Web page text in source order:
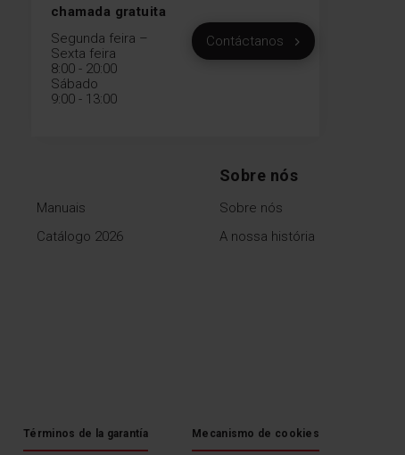
chamada gratuita
Segunda feira –
Sexta feira
8:00 - 20:00
Sábado
9:00 - 13:00
Contáctanos
Manuais
Catálogo 2026
Sobre nós
Sobre nós
A nossa história
Términos de la garantía Mecanismo de cookies